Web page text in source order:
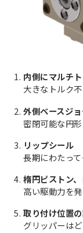
内側にマルチ
大きなトルク
外側ベースジョ
密閉可能な円
リップシール
長期にわたっ
楕円ピストン
高い駆動力を
取り付け位置
グリッパーは